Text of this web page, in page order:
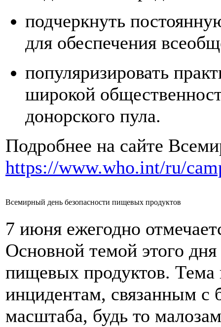
подчеркнуть
для обеспечения
популяризировать
широкой
донорского пула.
Подробнее на сайте
https://www.who.int/ru/
Всемирный день безопасности пищевых продуктов
7 июня ежегодно
Основной темой этого
пищевых продуктов. Тема
инцидентам, связанным с
масштаба, будь то